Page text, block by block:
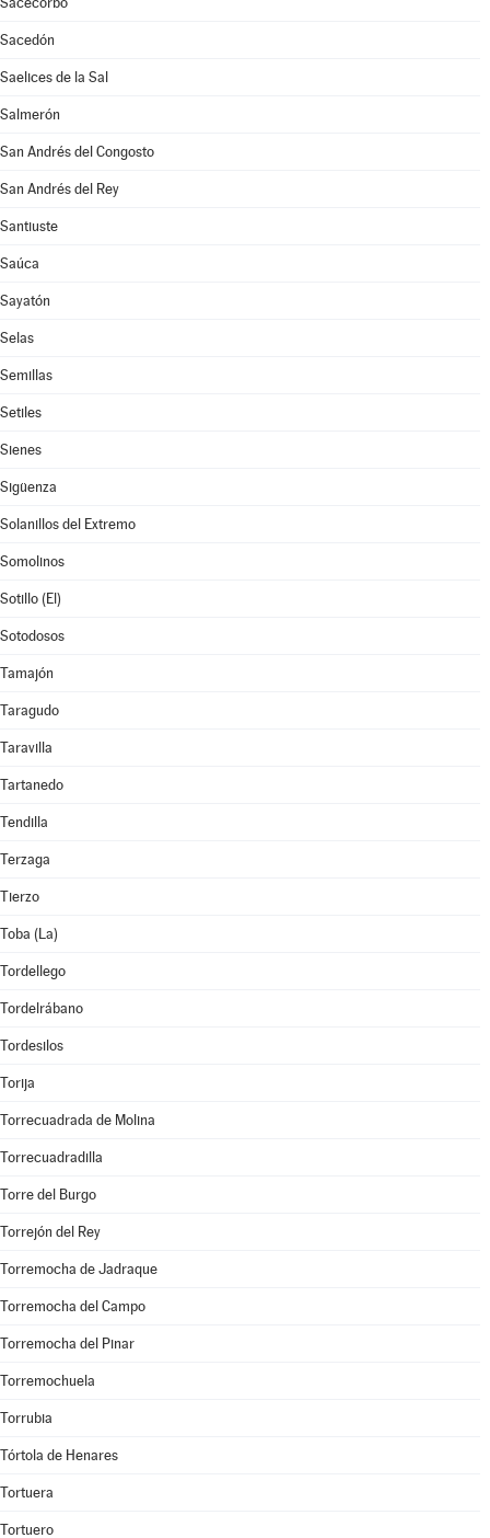
Sacedón
Saelices de la Sal
Salmerón
San Andrés del Congosto
San Andrés del Rey
Santiuste
Saúca
Sayatón
Selas
Semillas
Setiles
Sienes
Sigüenza
Solanillos del Extremo
Somolinos
Sotillo (El)
Sotodosos
Tamajón
Taragudo
Taravilla
Tartanedo
Tendilla
Terzaga
Tierzo
Toba (La)
Tordellego
Tordelrábano
Tordesilos
Torija
Torrecuadrada de Molina
Torrecuadradilla
Torre del Burgo
Torrejón del Rey
Torremocha de Jadraque
Torremocha del Campo
Torremocha del Pinar
Torremochuela
Torrubia
Tórtola de Henares
Tortuera
Tortuero